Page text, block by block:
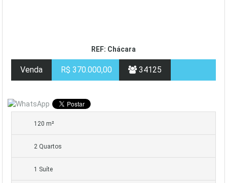
REF: Chácara
Venda R$ 370.000,00 34125
120 m²
2 Quartos
1 Suíte